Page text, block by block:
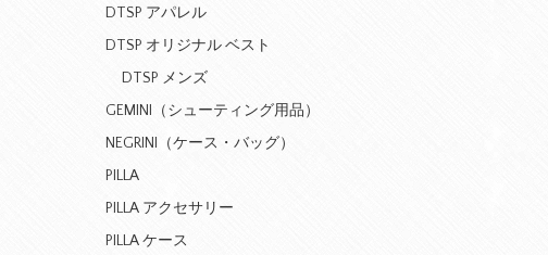
DTSP アパレル
DTSP オリジナル ベスト
DTSP メンズ
GEMINI（シューティング用品）
NEGRINI（ケース・バッグ）
PILLA
PILLA アクセサリー
PILLA ケース